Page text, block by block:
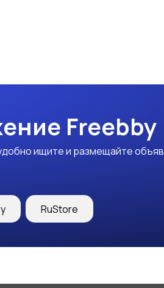
Freebby
ищите и размещайте
RuStore